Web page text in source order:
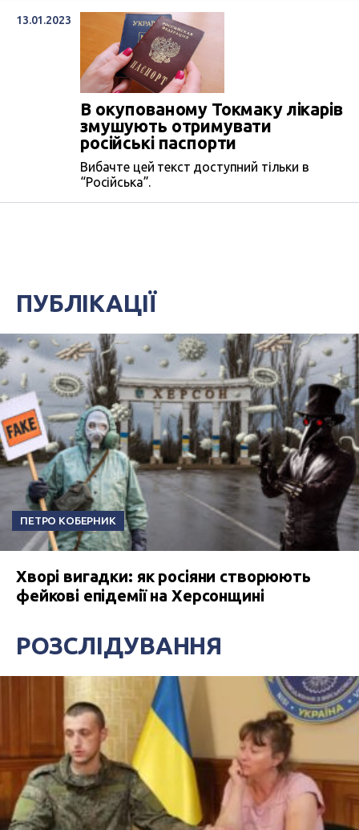
их дома заселяются российские
военные. На улицах самого Токмака
появляется все больше
противотанковых ежей и блокпостов.
13.01.2023
В окупованому Токмаку лікарів
змушують отримувати
російські паспорти
Вибачте цей текст доступний тільки в
“Російська”.
ПУБЛІКАЦІЇ
ПЕТРО КОБЕРНИК
Хворі вигадки: як росіяни створюють
фейкові епідемії на Херсонщині
РОЗСЛІДУВАННЯ